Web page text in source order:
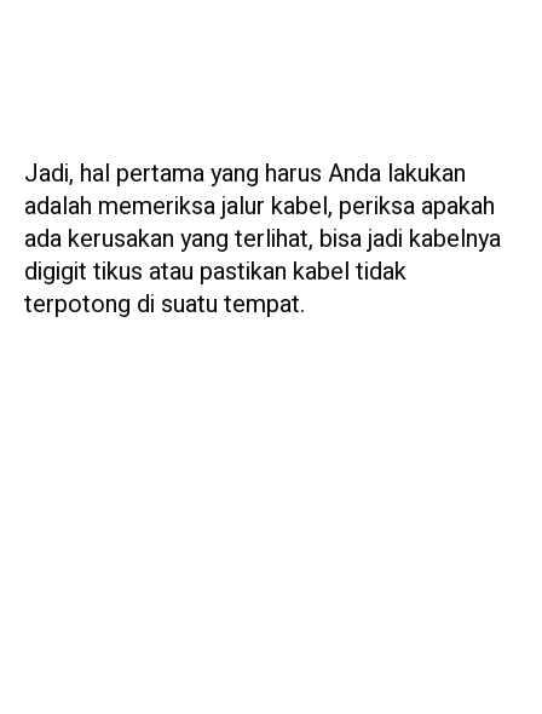
Jadi, hal pertama yang harus Anda lakukan
adalah memeriksa jalur kabel, periksa apakah
ada kerusakan yang terlihat, bisa jadi kabelnya
digigit tikus atau pastikan kabel tidak
terpotong di suatu tempat.